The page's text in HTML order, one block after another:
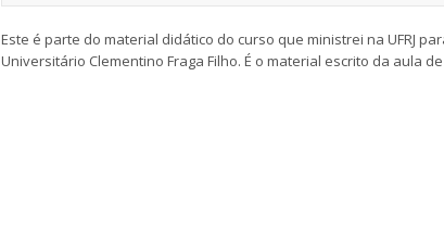
Este é parte do material didático do curso que ministrei na UFRJ
Universitário Clementino Fraga Filho. É o material escrito da aula